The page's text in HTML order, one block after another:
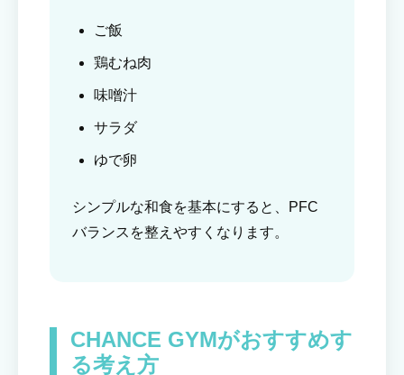
ご飯
鶏むね肉
味噌汁
サラダ
ゆで卵
シンプルな和食を基本にすると、PFC
バランスを整えやすくなります。
CHANCE GYMがおすすめす
る考え方